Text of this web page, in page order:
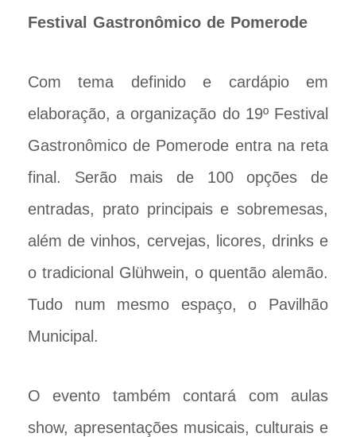
Festival Gastronômico de Pomerode
Com tema definido e cardápio em
elaboração, a organização do 19º Festival
Gastronômico de Pomerode entra na reta
final. Serão mais de 100 opções de
entradas, prato principais e sobremesas,
além de vinhos, cervejas, licores, drinks e
o tradicional Glühwein, o quentão alemão.
Tudo num mesmo espaço, o Pavilhão
Municipal.
O evento também contará com aulas
show, apresentações musicais, culturais e